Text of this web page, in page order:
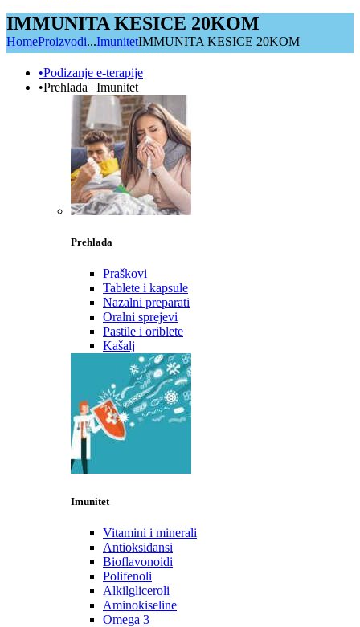
IMMUNITA KESICE 20KOM
HomeProizvodi...ImunitetIMMUNITA KESICE 20KOM
•Podizanje e-terapije
•Prehlada | Imunitet
Prehlada
Praškovi
Tablete i kapsule
Nazalni preparati
Oralni sprejevi
Pastile i oriblete
Kašalj
Imunitet
Vitamini i minerali
Antioksidansi
Bioflavonoidi
Polifenoli
Alkilgliceroli
Aminokiseline
Omega 3